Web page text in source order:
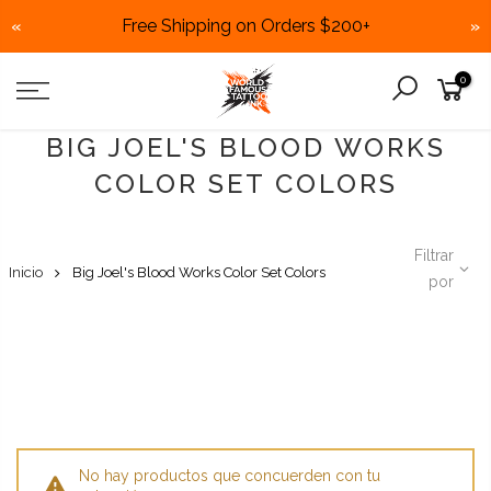
Free Shipping on Orders $200+
« »
0
BIG JOEL'S BLOOD WORKS
COLOR SET COLORS
Inicio Big Joel's Blood Works Color Set Colors
Filtrar
por
No hay productos que concuerden con tu